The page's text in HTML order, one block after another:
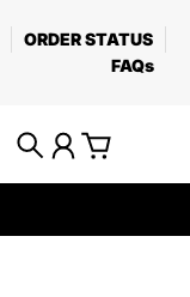
ORDER STATUS
FAQs
Recherche
Compte
Panier